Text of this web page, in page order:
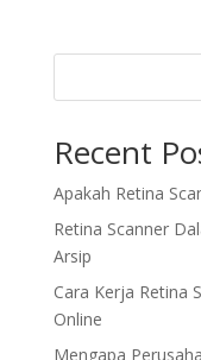
Recent
Apakah Retina
Retina Scanner
Arsip
Cara Kerja Retina
Online
Mengapa